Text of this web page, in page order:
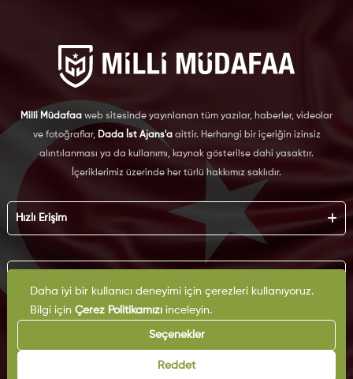
Milli Müdafaa web sitesinde yayınlanan tüm yazılar, haberler, videolar
ve fotoğraflar, Dada İst Ajans'aaittir. Herhangi bir içeriğin izinsiz
alıntılanması ya da kullanımı, kaynak gösterilse dahi yasaktır.
İçeriklerimiz üzerinde her türlü hakkımız saklıdır.
Hızlı Erişim
Künye
Reklam
İş Birliği
Arşiv
İletişim
KVKK
Çerez Politikası
Gizlilik Politikası
Kullanım Şartları
Daha iyi bir kullanıcı deneyimi için çerezleri kullanıyoruz.
Bilgi için Çerez Politikamızıinceleyin.
Seçenekler
Reddet